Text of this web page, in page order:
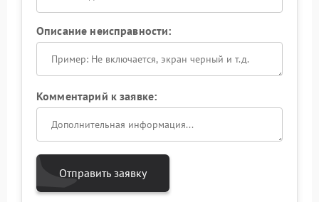
Описание неисправности:
Комментарий к заявке:
Отправить заявку